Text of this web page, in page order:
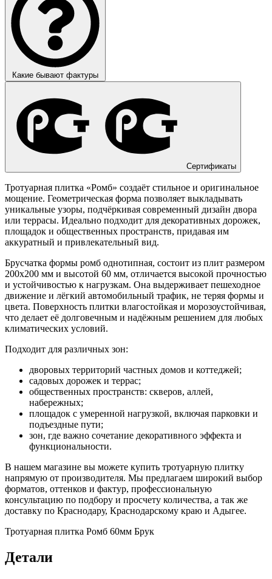
Какие бывают фактуры
Сертификаты
Тротуарная плитка «Ромб» создаёт стильное и оригинальное
мощение. Геометрическая форма позволяет выкладывать
уникальные узоры, подчёркивая современный дизайн двора
или террасы. Идеально подходит для декоративных дорожек,
площадок и общественных пространств, придавая им
аккуратный и привлекательный вид.
Брусчатка формы ромб однотипная, состоит из плит размером
200х200 мм и высотой 60 мм, отличается высокой прочностью
и устойчивостью к нагрузкам. Она выдерживает пешеходное
движение и лёгкий автомобильный трафик, не теряя формы и
цвета. Поверхность плитки влагостойкая и морозоустойчивая,
что делает её долговечным и надёжным решением для любых
климатических условий.
Подходит для различных зон:
дворовых территорий частных домов и коттеджей;
садовых дорожек и террас;
общественных пространств: скверов, аллей,
набережных;
площадок с умеренной нагрузкой, включая парковки и
подъездные пути;
зон, где важно сочетание декоративного эффекта и
функциональности.
В нашем магазине вы можете купить тротуарную плитку
напрямую от производителя. Мы предлагаем широкий выбор
форматов, оттенков и фактур, профессиональную
консультацию по подбору и просчету количества, а так же
доставку по Краснодару, Краснодарскому краю и Адыгее.
Тротуарная плитка Ромб 60мм Брук
Детали